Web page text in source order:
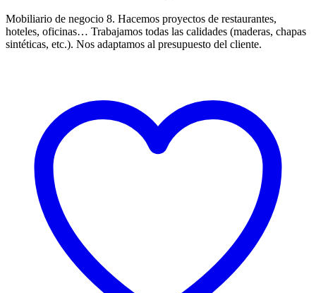
Mobiliario de negocio 8. Hacemos proyectos de restaurantes,
hoteles, oficinas… Trabajamos todas las calidades (maderas, chapas
sintéticas, etc.). Nos adaptamos al presupuesto del cliente.